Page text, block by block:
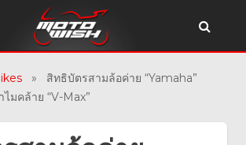
» สิทธิบัตรสามล้อค่าย “Yamaha”
มคล้าย “V-Max”